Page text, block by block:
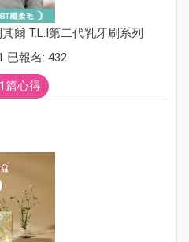
爾 T.L.I第二代乳牙刷系列
已報名: 432
篇心得